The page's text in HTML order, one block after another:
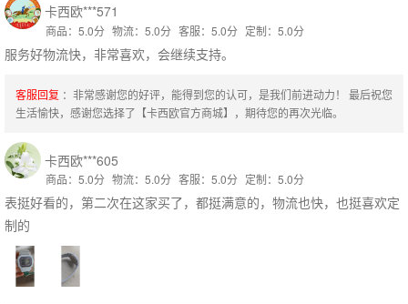
卡西欧***571
商品：5.0分 物流：5.0分 客服：5.0分 定制：5.0分
服务好物流快，非常喜欢，会继续支持。
客服回复 ：非常感谢您的好评，能得到您的认可，是我们前进动力！ 最后祝您
生活愉快，感谢您选择了【卡西欧官方商城】，期待您的再次光临。
卡西欧***605
商品：5.0分 物流：5.0分 客服：5.0分 定制：5.0分
表挺好看的，第二次在这家买了，都挺满意的，物流也快，也挺喜欢定
制的